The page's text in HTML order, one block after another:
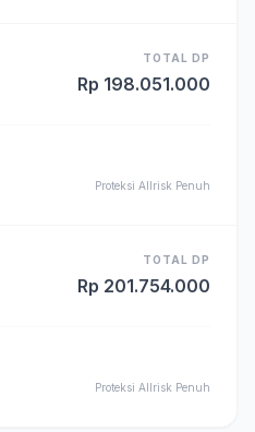
TOTAL DP
Rp 198.051.000
Proteksi Allrisk Penuh
TOTAL DP
Rp 201.754.000
Proteksi Allrisk Penuh